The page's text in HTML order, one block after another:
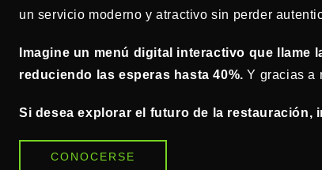
un servicio moderno y atractivo sin perder
Imagine un menú digital interactivo que llame
reduciendo las esperas hasta 40%. Y gracias a
Si desea explorar el futuro de la restauración,
CONOCERSE